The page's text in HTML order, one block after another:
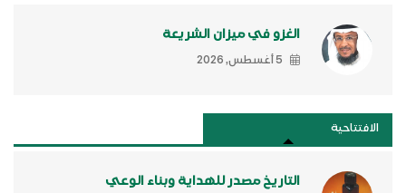
الغزو في ميزان الشريعة
5 أغسطس, 2026
الافتتاحية
التاريخ مصدر للهداية وبناء الوعي